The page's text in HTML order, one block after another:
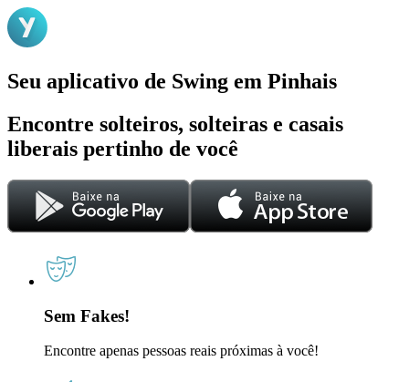
Seu aplicativo de Swing em Pinhais
Encontre solteiros, solteiras e casais
liberais pertinho de você
Sem Fakes!
Encontre apenas pessoas reais próximas à você!